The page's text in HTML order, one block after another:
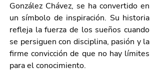
González Chávez, se ha convertido en
un símbolo de inspiración. Su historia
refleja la fuerza de los sueños cuando
se persiguen con disciplina, pasión y la
firme convicción de que no hay límites
para el conocimiento.